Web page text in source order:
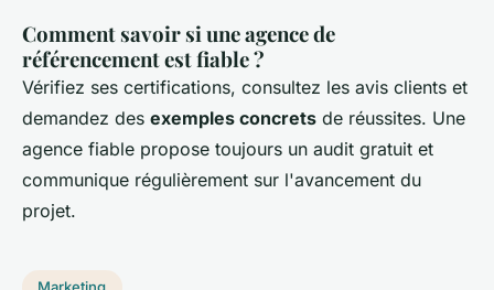
Comment savoir si une agence de
référencement est fiable ?
Vérifiez ses certifications, consultez les avis clients et
demandez des exemples concrets de réussites. Une
agence fiable propose toujours un audit gratuit et
communique régulièrement sur l'avancement du
projet.